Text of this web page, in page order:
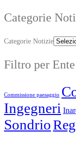
Categorie
Categorie Notizie
Filtro per
Commissione paesaggio
Ingegneri
Sondrio